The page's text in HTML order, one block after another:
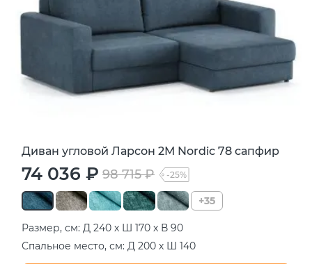
Диван угловой Ларсон 2М Nordic 78 сапфир
74 036 ₽ 98 715 ₽ -25%
+35
Размер, см: Д 240 х Ш 170 х В 90
Спальное место, см: Д 200 х Ш 140